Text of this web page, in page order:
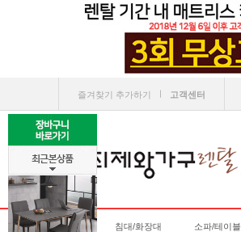
즐겨찾기 추가하기 ㅣ 고객센터
침대/화장대 소파/테이블